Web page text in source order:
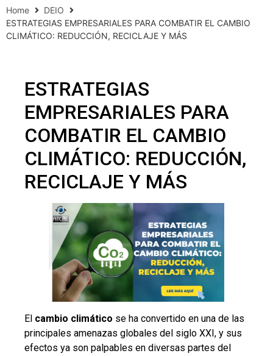
Home
DEIO
ESTRATEGIAS EMPRESARIALES PARA COMBATIR EL CAMBIO
CLIMÁTICO: REDUCCIÓN, RECICLAJE Y MÁS
ESTRATEGIAS
EMPRESARIALES PARA
COMBATIR EL CAMBIO
CLIMÁTICO: REDUCCIÓN,
RECICLAJE Y MÁS
El cambio climático se ha convertido en una de las
principales amenazas globales del siglo XXI, y sus
efectos ya son palpables en diversas partes del